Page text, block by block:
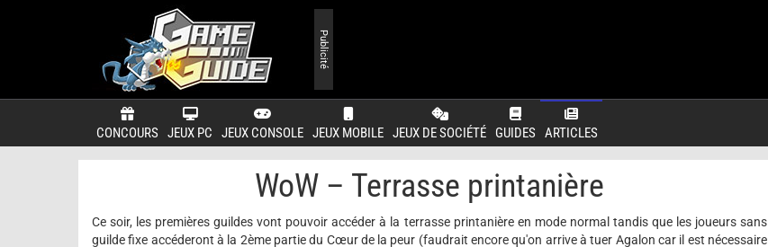
CONCOURS JEUX PC JEUX CONSOLE JEUX MOBILE JEUX DE SOCIÉTÉ GUIDES ARTICLES
Publicité
WoW – Terrasse printanière
Ce soir, les premières guildes vont pouvoir accéder à la terrasse printanière en mode normal tandis que les joueurs sans
guilde fixe accéderont à la 2ème partie du Cœur de la peur (faudrait encore qu'on arrive à tuer Agalon car il est nécessaire